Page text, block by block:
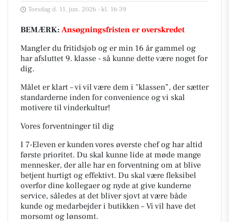
Torsdag d. 11. jun. 2026 - kl. 16:39
BEMÆRK: Ansøgningsfristen er overskredet
Mangler du fritidsjob og er min 16 år gammel og
har afsluttet 9. klasse - så kunne dette være noget for
dig.
Målet er klart – vi vil være dem i "klassen”, der sætter
standarderne inden for convenience og vi skal
motivere til vinderkultur!
Vores forventninger til dig
I 7-Eleven er kunden vores øverste chef og har altid
første prioritet. Du skal kunne lide at møde mange
mennesker, der alle har en forventning om at blive
betjent hurtigt og effektivt. Du skal være fleksibel
overfor dine kollegaer og nyde at give kunderne
service, således at det bliver sjovt at være både
kunde og medarbejder i butikken – Vi vil have det
morsomt og lønsomt.